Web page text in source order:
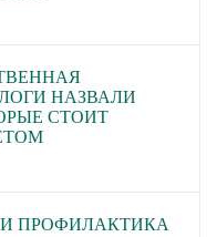
НАЗВАЛИ
СТОИТ
ПРОФИЛАКТИКА